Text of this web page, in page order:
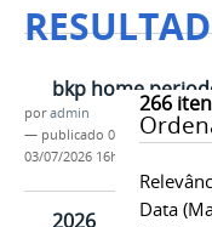
266
Data
bkp home
poradmin
— publicado 03/07/2026 —
03/07/2026 16h15
2026